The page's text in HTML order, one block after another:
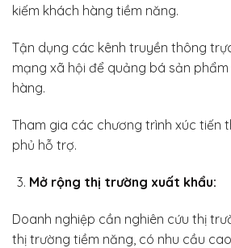
kiếm khách hàng tiềm năng.
Tận dụng các kênh truyền thông
mạng xã hội để quảng bá sản
hàng.
Tham gia các chương trình xúc tiến
phủ hỗ trợ.
Mở rộng thị trường xuất khẩu:
Doanh nghiệp cần nghiên cứu thị
thị trường tiềm năng, có nhu cầu